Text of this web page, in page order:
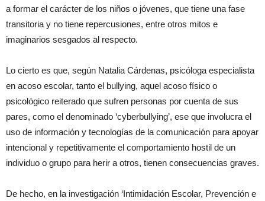
a formar el carácter de los niños o jóvenes, que tiene una fase
transitoria y no tiene repercusiones, entre otros mitos e
imaginarios sesgados al respecto.
Lo cierto es que, según Natalia Cárdenas, psicóloga especialista
en acoso escolar, tanto el bullying, aquel acoso físico o
psicológico reiterado que sufren personas por cuenta de sus
pares, como el denominado ‘cyberbullying’, ese que involucra el
uso de información y tecnologías de la comunicación para apoyar
intencional y repetitivamente el comportamiento hostil de un
individuo o grupo para herir a otros, tienen consecuencias graves.
De hecho, en la investigación ‘Intimidación Escolar, Prevención e